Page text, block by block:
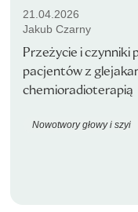
21.04.2026
Jakub Czarny
Przeżycie i czynniki
pacjentów z
chemioradioterapią
Nowotwory głowy i szyi